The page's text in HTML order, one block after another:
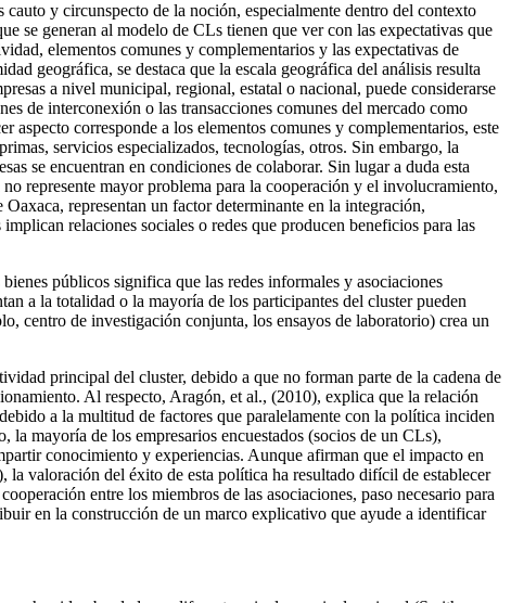
y circunspecto de la noción, especialmente dentro del contexto
se generan al modelo de CLs tienen que ver con las expectativas que
elementos comunes y complementarios y las expectativas de
geográfica, se destaca que la escala geográfica del análisis resulta
a nivel municipal, regional, estatal o nacional, puede considerarse
de interconexión o las transacciones comunes del mercado como
aspecto corresponde a los elementos comunes y complementarios, este
servicios especializados, tecnologías, otros. Sin embargo, la
se encuentran en condiciones de colaborar. Sin lugar a duda esta
represente mayor problema para la cooperación y el involucramiento,
representan un factor determinante en la integración,
relaciones sociales o redes que producen beneficios para las
públicos significa que las redes informales y asociaciones
a la totalidad o la mayoría de los participantes del cluster pueden
centro de investigación conjunta, los ensayos de laboratorio) crea un
principal del cluster, debido a que no forman parte de la cadena de
Al respecto, Aragón, et al., (2010), explica que la relación
a la multitud de factores que paralelamente con la política inciden
la mayoría de los empresarios encuestados (socios de un CLs),
conocimiento y experiencias. Aunque afirman que el impacto en
valoración del éxito de esta política ha resultado difícil de establecer
entre los miembros de las asociaciones, paso necesario para
en la construcción de un marco explicativo que ayude a identificar